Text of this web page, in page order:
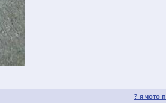
? я чото п